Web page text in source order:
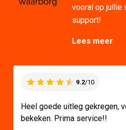
vooral op jullie
support!
Lees meer
9.2/10
Heel goede uitleg gekregen,
bekeken. Prima service!!